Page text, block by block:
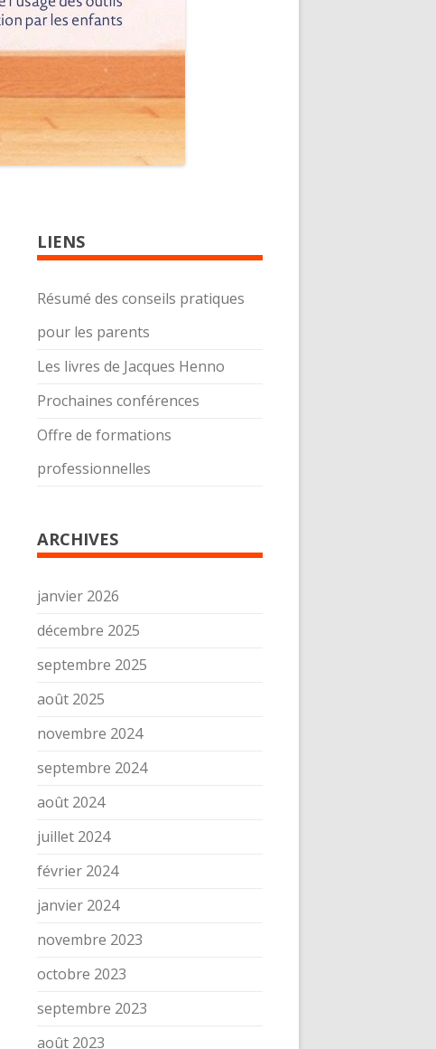
LIENS
Résumé des conseils pratiques
pour les parents
Les livres de Jacques Henno
Prochaines conférences
Offre de formations
professionnelles
ARCHIVES
janvier 2026
décembre 2025
septembre 2025
août 2025
novembre 2024
septembre 2024
août 2024
juillet 2024
février 2024
janvier 2024
novembre 2023
octobre 2023
septembre 2023
août 2023